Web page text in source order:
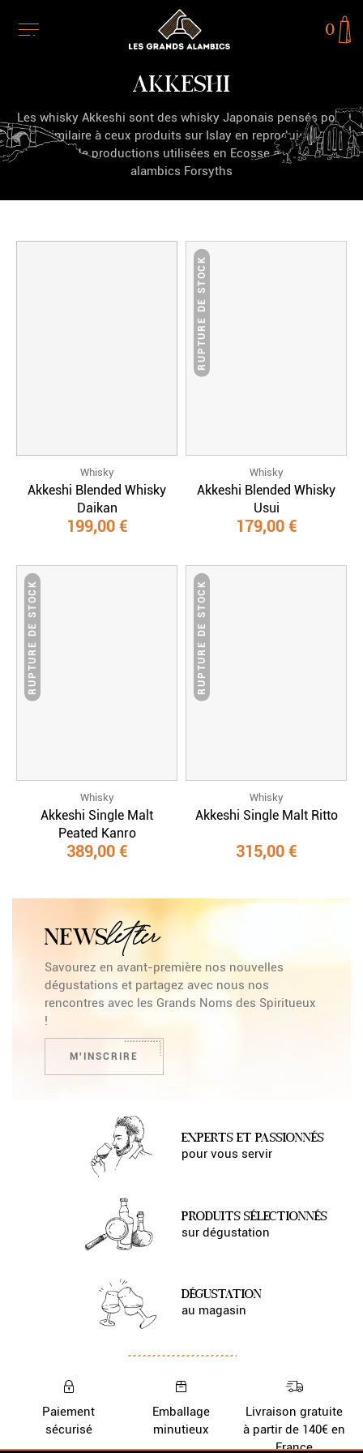
0
AKKESHI
Les whisky Akkeshi sont des whisky Japonais pensés pour
être similaire à ceux produits sur Islay en reproduisant les
méthodes de productions utilisées en Ecosse ainsi que des
alambics Forsyths
Whisky
Akkeshi Blended Whisky
Daikan
199,00 €
RUPTURE DE STOCK
Whisky
Akkeshi Blended Whisky
Usui
179,00 €
RUPTURE DE STOCK
Whisky
Akkeshi Single Malt
Peated Kanro
389,00 €
RUPTURE DE STOCK
Whisky
Akkeshi Single Malt Ritto
315,00 €
NEWSletter
Savourez en avant-première nos nouvelles
dégustations et partagez avec nous nos
rencontres avec les Grands Noms des Spiritueux
!
M'INSCRIRE
EXPERTS ET PASSIONNÉS
pour vous servir
PRODUITS SÉLECTIONNÉS
sur dégustation
DÉGUSTATION
au magasin
Paiement
sécurisé
Emballage
minutieux
Livraison gratuite
à partir de 140€ en
France